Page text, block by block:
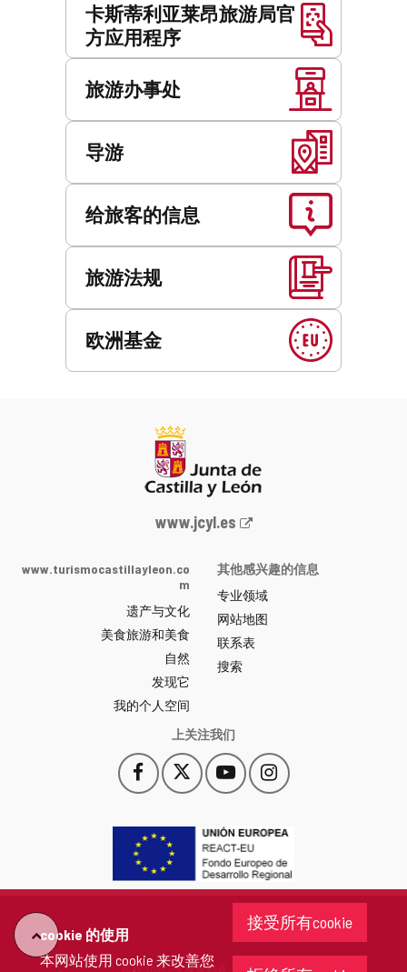
cookie 的使用
本网站使用 cookie 来改善您
接受所有cookie
卡斯蒂利亚莱昂旅游局官
方应用程序
旅游办事处
导游
给旅客的信息
旅游法规
欧洲基金
Junta
y
León
网
站
门
户
-
www.jcyl.es
www.turismocastillayleon.co
m
遗产与文化
美食旅游和美食
自然
发现它
我的个人空间
其他感兴趣的信息
专业领域
网站地图
联系表
搜索
上关注我们
Facebook
此
链
会
打
开
一
口。
此
链
一
口。
YouTube
此
链
会
打
开
一
个
窗
Instagram
此
链
会
开
一
个
新
窗
"回